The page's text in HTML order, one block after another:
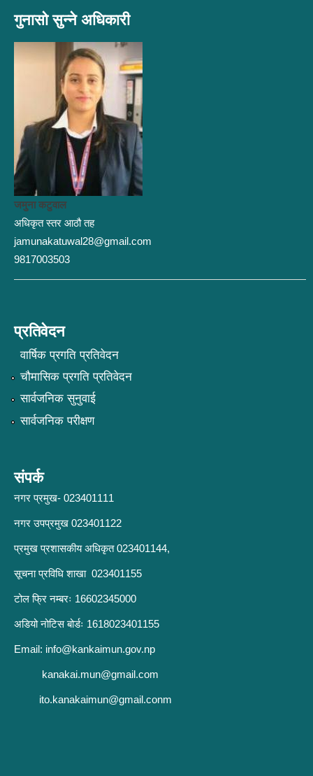
गुनासो सुन्ने अधिकारी
जमुना कटुवाल
अधिकृत स्तर आठौ तह
jamunakatuwal28@gmail.com
9817003503
प्रतिवेदन
वार्षिक प्रगति प्रतिवेदन
चौमासिक प्रगति प्रतिवेदन
सार्वजनिक सुनुवाई
सार्वजनिक परीक्षण
संपर्क
नगर प्रमुख- 023401111
नगर उपप्रमुख 023401122
प्रमुख प्रशासकीय अधिकृत 023401144,
सूचना प्रविधि शाखा 023401155
टोल फ्रि नम्बरः 16602345000
अडियो नोटिस बोर्डः 1618023401155
Email: info@kankaimun.gov.np
kanakai.mun@gmail.com
ito.kanakaimun@gmail.conm